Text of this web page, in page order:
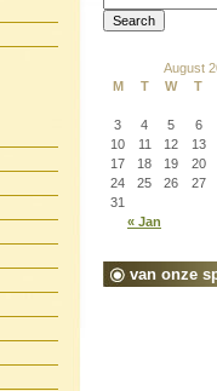
August
M
T W T
« Jan
3
4 5 6
10
11 12 13
17
18 19 20
24
25 26 27
31
van onze